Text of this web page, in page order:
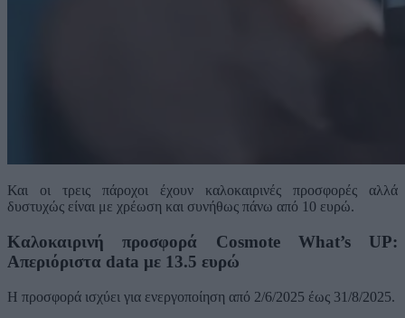
Και οι τρεις πάροχοι έχουν καλοκαιρινές προσφορές αλλά
δυστυχώς είναι με χρέωση και συνήθως πάνω από 10 ευρώ.
Καλοκαιρινή προσφορά Cosmote What’s UP:
Απεριόριστα data με 13.5 ευρώ
Η προσφορά ισχύει για ενεργοποίηση από 2/6/2025 έως 31/8/2025.